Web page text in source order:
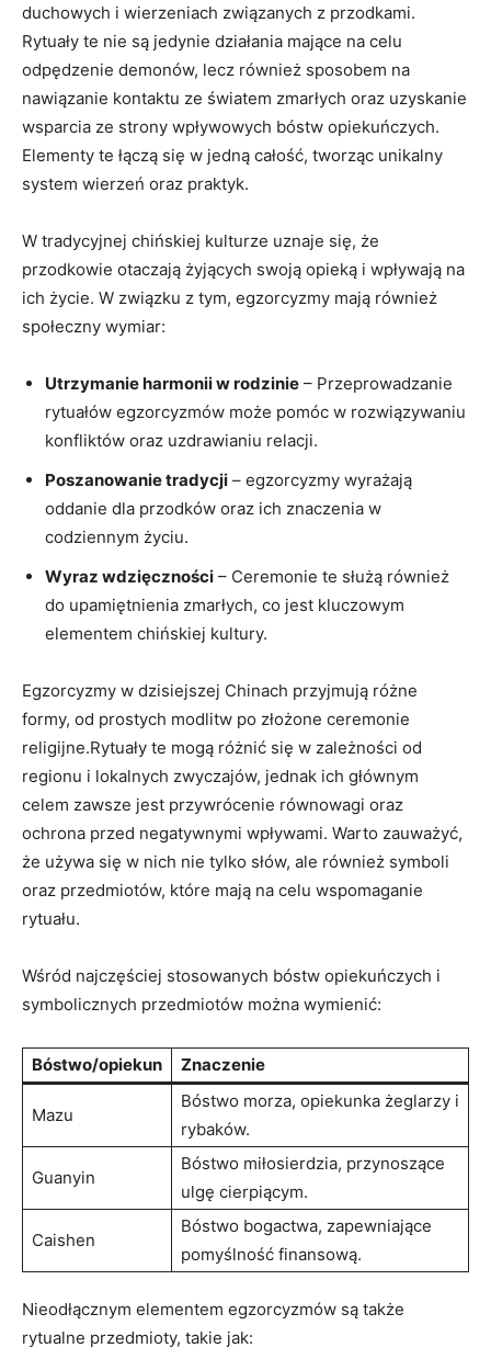
duchowych i‌ wierzeniach związanych z przodkami.
Rytuały te nie są ‍jedynie działania mające na celu
odpędzenie demonów, ​lecz również sposobem na
nawiązanie kontaktu ze światem ‌zmarłych oraz⁣ uzyskanie
wsparcia ze ⁣strony wpływowych bóstw opiekuńczych.
Elementy⁢ te łączą się w ⁣jedną całość, tworząc unikalny
system wierzeń oraz praktyk.
W tradycyjnej ‌chińskiej kulturze uznaje się, że ​
przodkowie‌ otaczają żyjących swoją ⁢opieką i ⁤wpływają na
ich życie. W związku z tym, egzorcyzmy mają również
społeczny ⁢wymiar:
Utrzymanie harmonii ​w rodzinie – ‍Przeprowadzanie
rytuałów ‌egzorcyzmów ⁤może pomóc w rozwiązywaniu
konfliktów ‍oraz ‌uzdrawianiu⁣ relacji.
Poszanowanie tradycji – egzorcyzmy wyrażają
oddanie dla przodków oraz ich ​znaczenia w
codziennym życiu.
Wyraz wdzięczności – Ceremonie te służą‍ również
do upamiętnienia zmarłych, co ‌jest kluczowym​
elementem ⁣chińskiej kultury.
Egzorcyzmy w dzisiejszej Chinach przyjmują różne
formy, od prostych modlitw po złożone​ ceremonie
religijne.Rytuały te‍ mogą różnić się w zależności od
regionu ‍i lokalnych ​zwyczajów, jednak ich głównym
celem zawsze ‌jest przywrócenie równowagi ​oraz⁣
ochrona ⁣przed negatywnymi ​wpływami. Warto zauważyć,
że używa się w nich nie tylko słów, ale⁢ również symboli
oraz przedmiotów,⁢ które ​mają na celu wspomaganie
rytuału.
Wśród najczęściej⁢ stosowanych bóstw opiekuńczych ⁤i
symbolicznych ⁤przedmiotów można wymienić:
Bóstwo/opiekun Znaczenie
Mazu
Bóstwo morza, opiekunka‌ żeglarzy i
rybaków.
Guanyin
Bóstwo miłosierdzia, przynoszące
ulgę cierpiącym.
Caishen
Bóstwo​ bogactwa, zapewniające
pomyślność finansową.
Nieodłącznym elementem​ egzorcyzmów są także
rytualne przedmioty, takie⁢ jak: